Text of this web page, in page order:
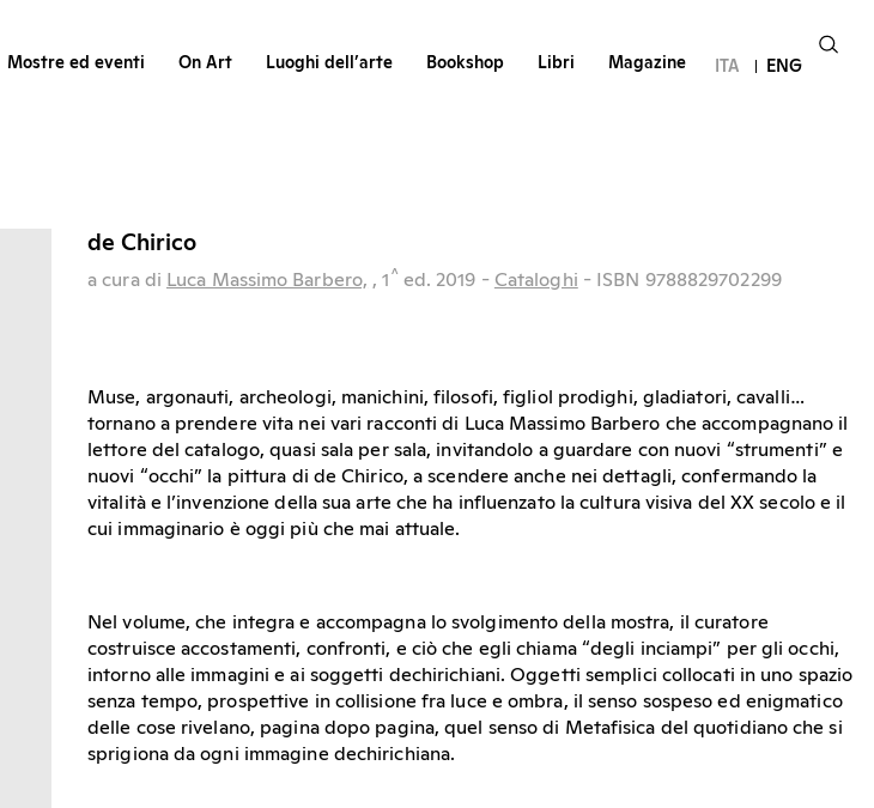
Mostre ed eventi On Art Luoghi dell’arte Bookshop Libri Magazine ITA ENG
de Chirico
a cura di Luca Massimo Barbero, , 1 ^ ed. 2019 - Cataloghi - ISBN 9788829702299
Muse, argonauti, archeologi, manichini, filosofi, figliol prodighi, gladiatori, cavalli…
tornano a prendere vita nei vari racconti di Luca Massimo Barbero che accompagnano il
lettore del catalogo, quasi sala per sala, invitandolo a guardare con nuovi “strumenti” e
nuovi “occhi” la pittura di de Chirico, a scendere anche nei dettagli, confermando la
vitalità e l’invenzione della sua arte che ha influenzato la cultura visiva del XX secolo e il
cui immaginario è oggi più che mai attuale.
Nel volume, che integra e accompagna lo svolgimento della mostra, il curatore
costruisce accostamenti, confronti, e ciò che egli chiama “degli inciampi” per gli occhi,
intorno alle immagini e ai soggetti dechirichiani. Oggetti semplici collocati in uno spazio
senza tempo, prospettive in collisione fra luce e ombra, il senso sospeso ed enigmatico
delle cose rivelano, pagina dopo pagina, quel senso di Metafisica del quotidiano che si
sprigiona da ogni immagine dechirichiana.